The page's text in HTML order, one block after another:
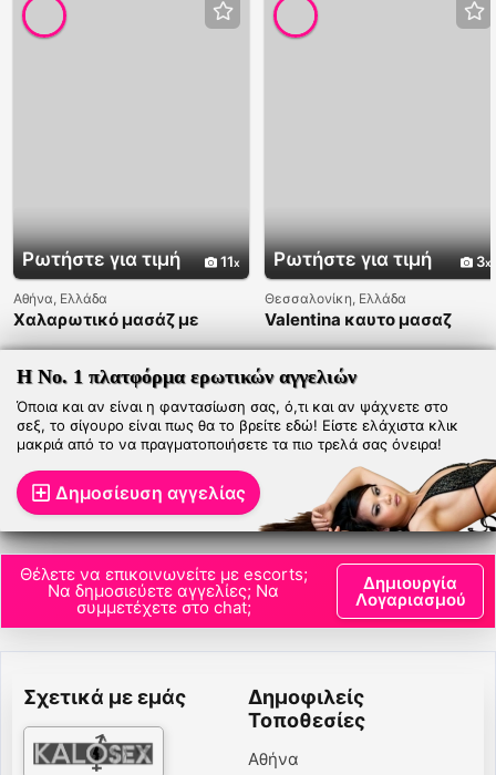
Ρωτήστε για τιμή 11
Αθήνα, Ελλάδα
Χαλαρωτικό μασάζ με
Ρωτήστε για τιμή 3
Θεσσαλονίκη, Ελλάδα
Valentina καυτο μασαζ
Η Νο. 1 πλατφόρμα ερωτικών αγγελιών
Όποια και αν είναι η φαντασίωση σας, ό,τι και αν ψάχνετε στο
σεξ, το σίγουρο είναι πως θα το βρείτε εδώ! Είστε ελάχιστα κλικ
μακριά από το να πραγματοποιήσετε τα πιο τρελά σας όνειρα!
Δημοσίευση αγγελίας
Θέλετε να επικοινωνείτε με escorts;
Να δημοσιεύετε αγγελίες; Να
συμμετέχετε στο chat;
Δημιουργία
Λογαριασμού
Σχετικά με εμάς
Δημοφιλείς
Τοποθεσίες
Αθήνα